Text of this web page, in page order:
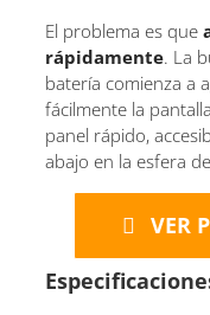
El problema es que
rápidamente. La
batería comienza a
fácilmente la
panel rápido,
abajo en la esfera
VER